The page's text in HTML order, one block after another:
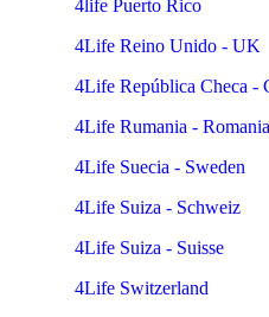
4life Puerto Rico
4Life Reino Unido - UK
4Life República Checa -
4Life Rumania - Romania
4Life Suecia - Sweden
4Life Suiza - Schweiz
4Life Suiza - Suisse
4Life Switzerland